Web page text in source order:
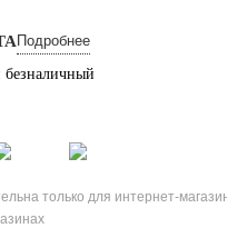
Подробнее
только для интернет-